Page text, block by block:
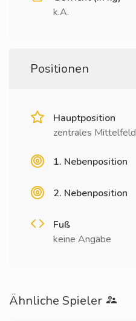
k.A.
Positionen
Hauptposition
zentrales Mittelfeld
1. Nebenposition
2. Nebenposition
Fuß
keine Angabe
Ähnliche Spieler